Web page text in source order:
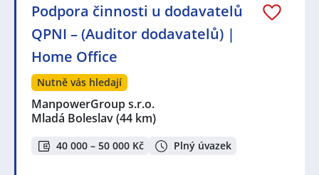
Podpora činnosti u dodavatelů
QPNI – (Auditor dodavatelů) |
Home Office
Nutně vás hledají
ManpowerGroup s.r.o.
Mladá Boleslav(44 km)
40 000 – 50 000 Kč Plný úvazek